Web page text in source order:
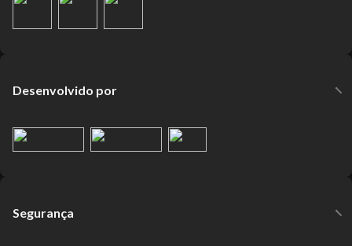
Desenvolvido por
Segurança